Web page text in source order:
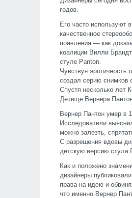
годов.
Его часто используют
качественное
появления — как
коалиции Вилли
стуле Panton.
Чувствуя
создал серию снимков
Спустя несколько лет
Детище Вернера
Вернер Пантон умер в
Исследователи
можно залезть,
С разрешения вдовы
детскую версию стула
Как и положено
дизайнеры
права на идею и
что именно Вернер